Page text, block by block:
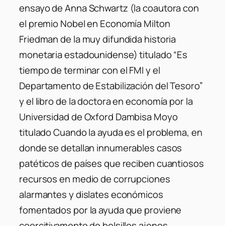
ensayo de Anna Schwartz (la coautora con
el premio Nobel en Economía Milton
Friedman de la muy difundida historia
monetaria estadounidense) titulado “Es
tiempo de terminar con el FMI y el
Departamento de Estabilización del Tesoro”
y el libro de la doctora en economía por la
Universidad de Oxford Dambisa Moyo
titulado Cuando la ayuda es el problema, en
donde se detallan innumerables casos
patéticos de países que reciben cuantiosos
recursos en medio de corrupciones
alarmantes y dislates económicos
fomentados por la ayuda que proviene